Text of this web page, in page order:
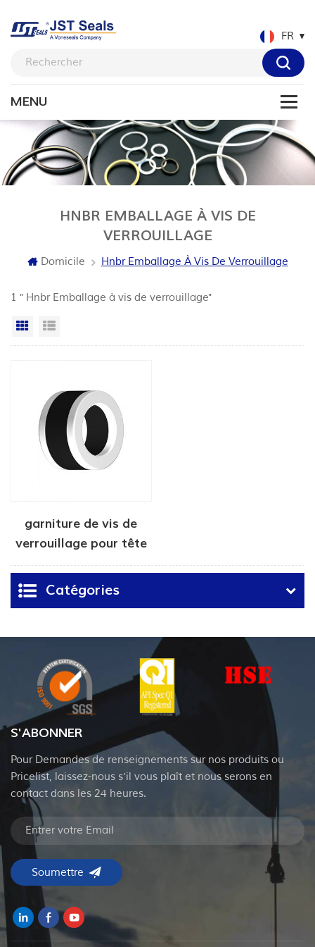
FR
HNBR EMBALLAGE À VIS DE
VERROUILLAGE
Domicile Hnbr Emballage À Vis De Verrouillage
1 " Hnbr Emballage à vis de verrouillage"
Grille
garniture de vis de
verrouillage pour tête
de tubage
Catégories
S'ABONNER
Pour Demandes de renseignements sur nos produits ou
Pricelist, laissez-nous s'il vous plaît et nous serons en
contact dans les 24 heures.